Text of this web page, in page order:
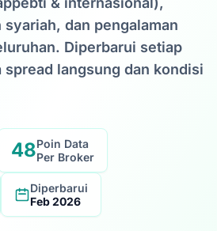
dan pengalaman
Diperbarui setiap
spread langsung dan kondisi
48Poin Data
Per Broker
Diperbarui
Feb 2026